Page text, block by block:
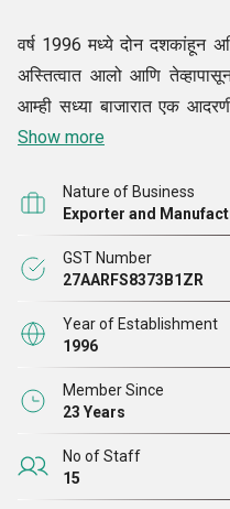
वर्ष 1996 मध्ये दोन दशकांहून
अस्तित्वात आलो आणि
आम्ही सध्या बाजारात एक
आहोत कारण अपवादात्मक
ग्राहक समाधानाचा ट्रॅक रेकॉर्ड
टाकणारे गॅमट वितरित करण्यास
आमची यंत्रणा एलपीजी,
वायू निर्मिती करणार्या गॅस
कॉस्मेटिक, पेय, रासायनिक आणि
पॅकेजिंगसाठी आम्ही या
सेवा वितरित करण्याचे वचन देतो
हे आमचे मुख्य प्राधान्य आहे.
Show more
Nature of Business
Exporter and
GST Number
27AARFS8373B1ZR
Year of Establishment
1996
Member Since
23 Years
No of Staff
15